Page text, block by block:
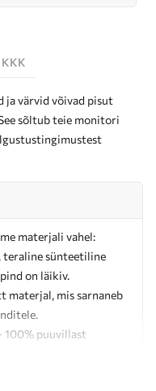
KKK
ja värvid võivad pisut
sõltub teie monitori
materjali vahel:
teraline sünteetiline
on läikiv.
materjal, mis sarnaneb
100% puuvillast